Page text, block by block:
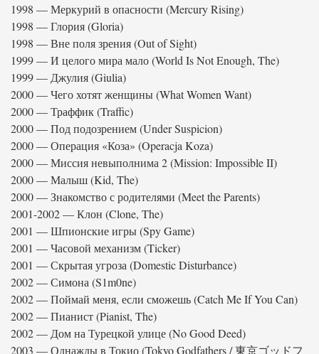
1998 — Меркурий в опасности (Mercury Rising)
1998 — Глория (Gloria)
1998 — Вне поля зрения (Out of Sight)
1999 — И целого мира мало (World Is Not Enough, The)
1999 — Джулия (Giulia)
2000 — Чего хотят женщины (What Women Want)
2000 — Траффик (Traffic)
2000 — Под подозрением (Under Suspicion)
2000 — Операция «Коза» (Operacja Koza)
2000 — Миссия невыполнима 2 (Mission: Impossible II)
2000 — Малыш (Kid, The)
2000 — Знакомство с родителями (Meet the Parents)
2001-2002 — Клон (Clone, The)
2001 — Шпионские игры (Spy Game)
2001 — Часовой механизм (Ticker)
2001 — Скрытая угроза (Domestic Disturbance)
2002 — Симона (S1m0ne)
2002 — Поймай меня, если сможешь (Catch Me If You Can)
2002 — Пианист (Pianist, The)
2002 — Дом на Турецкой улице (No Good Deed)
2003 — Однажды в Токио (Tokyo Godfathers / 東京ゴッドフ